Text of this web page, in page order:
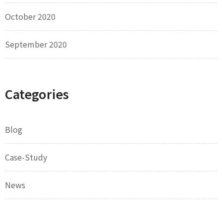
October 2020
September 2020
Categories
Blog
Case-Study
News